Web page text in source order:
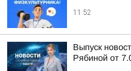
11:52
Выпуск
Рябиной от